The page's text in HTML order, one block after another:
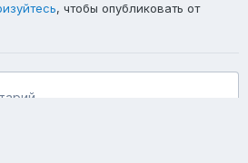
, чтобы опубликовать от